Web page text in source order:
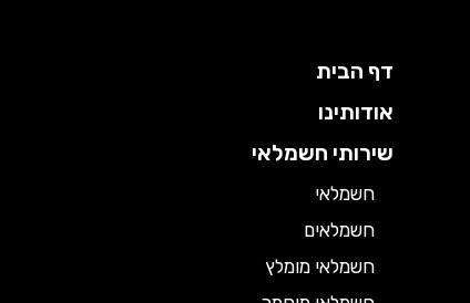
דף הבית
אודותינו
שירותי חשמלאי
חשמלאי
חשמלאים
חשמלאי מומלץ